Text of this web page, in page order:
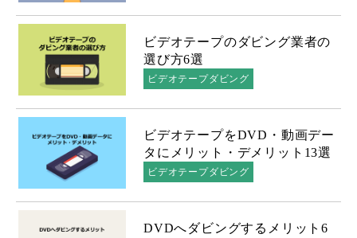
ビデオテープのダビング業者の
選び方6選
ビデオテープダビング
ビデオテープをDVD・動画デー
タにメリット・デメリット13選
ビデオテープダビング
DVDへダビングするメリット6